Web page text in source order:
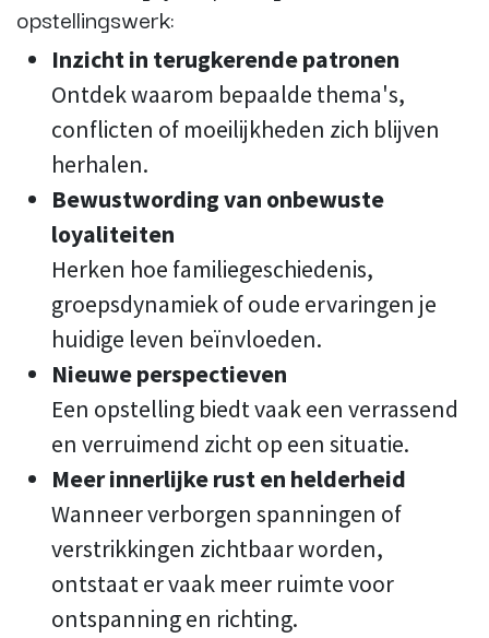
opstellingswerk:
Inzicht in terugkerende patronen
Ontdek waarom bepaalde thema's,
conflicten of moeilijkheden zich blijven
herhalen.
Bewustwording van onbewuste
loyaliteiten
Herken hoe familiegeschiedenis,
groepsdynamiek of oude ervaringen je
huidige leven beïnvloeden.
Nieuwe perspectieven
Een opstelling biedt vaak een verrassend
en verruimend zicht op een situatie.
Meer innerlijke rust en helderheid
Wanneer verborgen spanningen of
verstrikkingen zichtbaar worden,
ontstaat er vaak meer ruimte voor
ontspanning en richting.